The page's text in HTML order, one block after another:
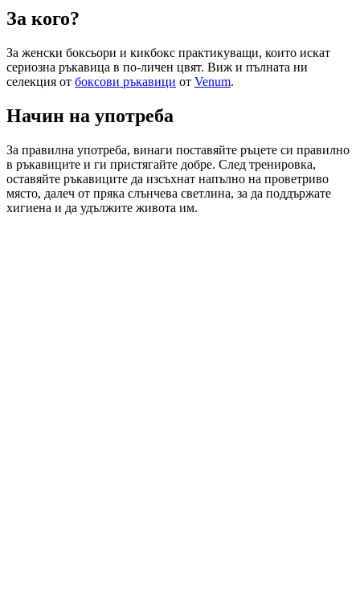
За кого?
За женски боксьори и кикбокс практикуващи, които искат
сериозна ръкавица в по-личен цвят. Виж и пълната ни
селекция от боксови ръкавици от Venum.
Начин на употреба
За правилна употреба, винаги поставяйте ръцете си правилно
в ръкавиците и ги пристягайте добре. След тренировка,
оставяйте ръкавиците да изсъхнат напълно на проветриво
място, далеч от пряка слънчева светлина, за да поддържате
хигиена и да удължите живота им.